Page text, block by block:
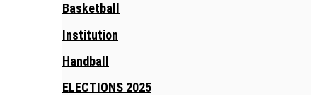
Basketball
Institution
Handball
ELECTIONS 2025